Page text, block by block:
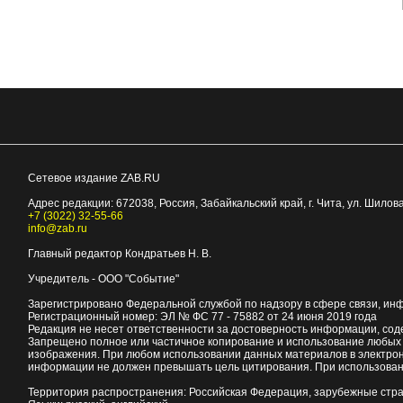
Сетевое издание ZAB.RU
Адрес редакции: 672038, Россия, Забайкальский край, г. Чита, ул.
+7 (3022) 32-55-66
info@zab.ru
Главный редактор Кондратьев Н. В.
Учредитель - ООО "Событие"
Зарегистрировано Федеральной службой по надзору в сфере связи,
Регистрационный номер: ЭЛ № ФС 77 - 75882 от 24 июня 2019 года
Редакция не несет ответственности за достоверность информации,
Запрещено полное или частичное копирование и использование
изображения. При любом использовании данных материалов в
информации не должен превышать цель цитирования. При
Территория распространения: Российская Федерация, зарубежные